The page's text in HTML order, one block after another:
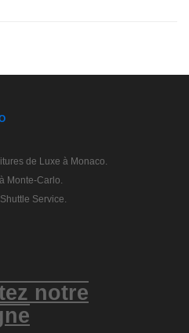
de Luxe à Monaco.
Monte-Carlo.
Service.
notre